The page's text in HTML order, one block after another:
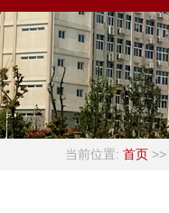
当前位置: 首页 >>